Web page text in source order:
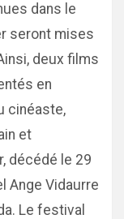
dans le
seront mises
deux films
en
cinéaste,
et
décédé le 29
Ange Vidaurre
Le festival